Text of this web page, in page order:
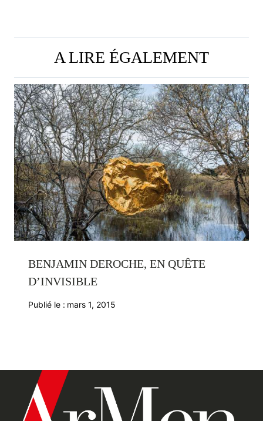
A LIRE ÉGALEMENT
BENJAMIN DEROCHE, EN QUÊTE
D’INVISIBLE
Publié le : mars 1, 2015